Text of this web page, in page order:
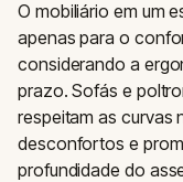
O mobiliário em um
apenas para o
considerando a
prazo. Sofás e
respeitam as curvas
desconfortos e
profundidade do